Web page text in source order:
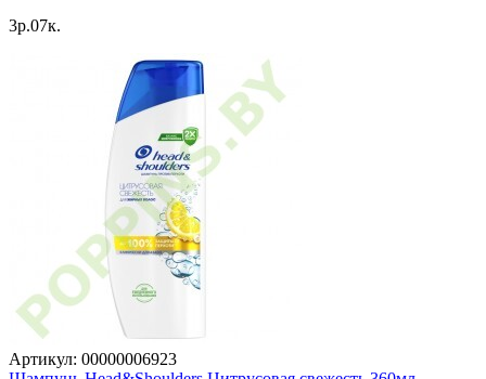
3p.07к.
Артикул: 00000006923